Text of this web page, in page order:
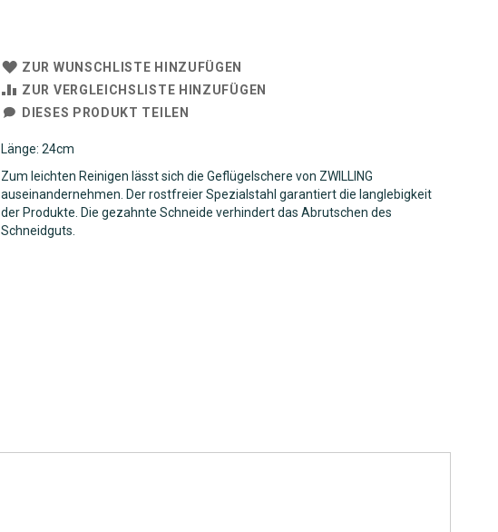
ZUR WUNSCHLISTE HINZUFÜGEN
ZUR VERGLEICHSLISTE HINZUFÜGEN
DIESES PRODUKT TEILEN
Länge: 24cm
Zum leichten Reinigen lässt sich die Geflügelschere von ZWILLING
auseinandernehmen. Der rostfreier Spezialstahl garantiert die langlebigkeit
der Produkte. Die gezahnte Schneide verhindert das Abrutschen des
Schneidguts.